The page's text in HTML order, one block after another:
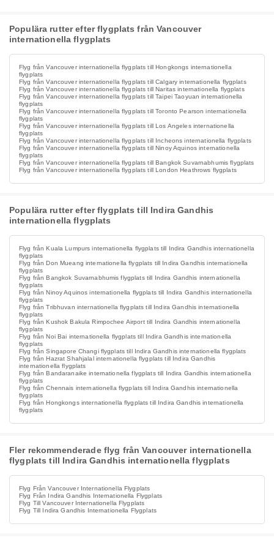
Populära rutter efter flygplats från Vancouver
internationella flygplats
Flyg från Vancouver internationella flygplats till Hongkongs internationella
flygplats
Flyg från Vancouver internationella flygplats till Calgary internationella flygplats
Flyg från Vancouver internationella flygplats till Naritas internationella flygplats
Flyg från Vancouver internationella flygplats till Taipei Taoyuan internationella
flygplats
Flyg från Vancouver internationella flygplats till Toronto Pearson internationella
flygplats
Flyg från Vancouver internationella flygplats till Los Angeles internationella
flygplats
Flyg från Vancouver internationella flygplats till Incheons internationella flygplats
Flyg från Vancouver internationella flygplats till Ninoy Aquinos internationella
flygplats
Flyg från Vancouver internationella flygplats till Bangkok Suvarnabhumis flygplats
Flyg från Vancouver internationella flygplats till London Heathrows flygplats
Populära rutter efter flygplats till Indira Gandhis
internationella flygplats
Flyg från Kuala Lumpurs internationella flygplats till Indira Gandhis internationella
flygplats
Flyg från Don Mueang internationella flygplats till Indira Gandhis internationella
flygplats
Flyg från Bangkok Suvarnabhumis flygplats till Indira Gandhis internationella
flygplats
Flyg från Ninoy Aquinos internationella flygplats till Indira Gandhis internationella
flygplats
Flyg från Tribhuvan internationella flygplats till Indira Gandhis internationella
flygplats
Flyg från Kushok Bakula Rimpochee Airport till Indira Gandhis internationella
flygplats
Flyg från Noi Bai internationella flygplats till Indira Gandhis internationella
flygplats
Flyg från Singapore Changi flygplats till Indira Gandhis internationella flygplats
Flyg från Hazrat Shahjalal internationella flygplats till Indira Gandhis
internationella flygplats
Flyg från Bandaranaike internationella flygplats till Indira Gandhis internationella
flygplats
Flyg från Chennais internationella flygplats till Indira Gandhis internationella
flygplats
Flyg från Hongkongs internationella flygplats till Indira Gandhis internationella
flygplats
Fler rekommenderade flyg från Vancouver internationella
flygplats till Indira Gandhis internationella flygplats
Flyg Från Vancouver Internationella Flygplats
Flyg Från Indira Gandhis Internationella Flygplats
Flyg Till Vancouver Internationella Flygplats
Flyg Till Indira Gandhis Internationella Flygplats